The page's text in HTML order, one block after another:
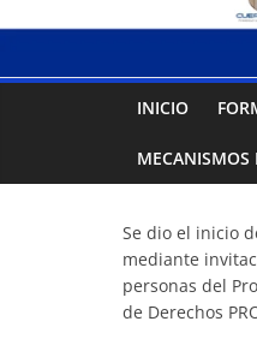
P
A
C
:.
Sistema
de
INICIO
MECANISMOS
Se dio el inicio
mediante
personas del
de Derechos